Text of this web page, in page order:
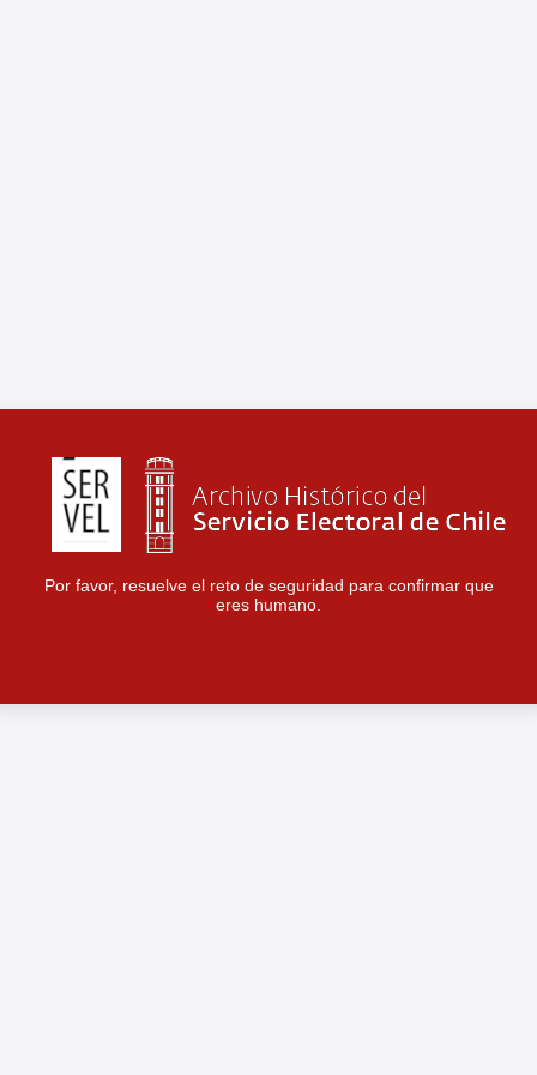
Por favor, resuelve el reto de seguridad para confirmar que
eres humano.